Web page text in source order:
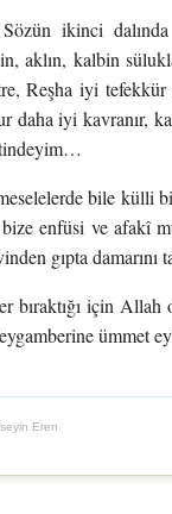
ikinci dalında
aklın, kalbin
Reşha iyi
daha iyi kavranır,
bile külli
enfüsi ve afakî
gıpta
bıraktığı için
ümmet
Eren